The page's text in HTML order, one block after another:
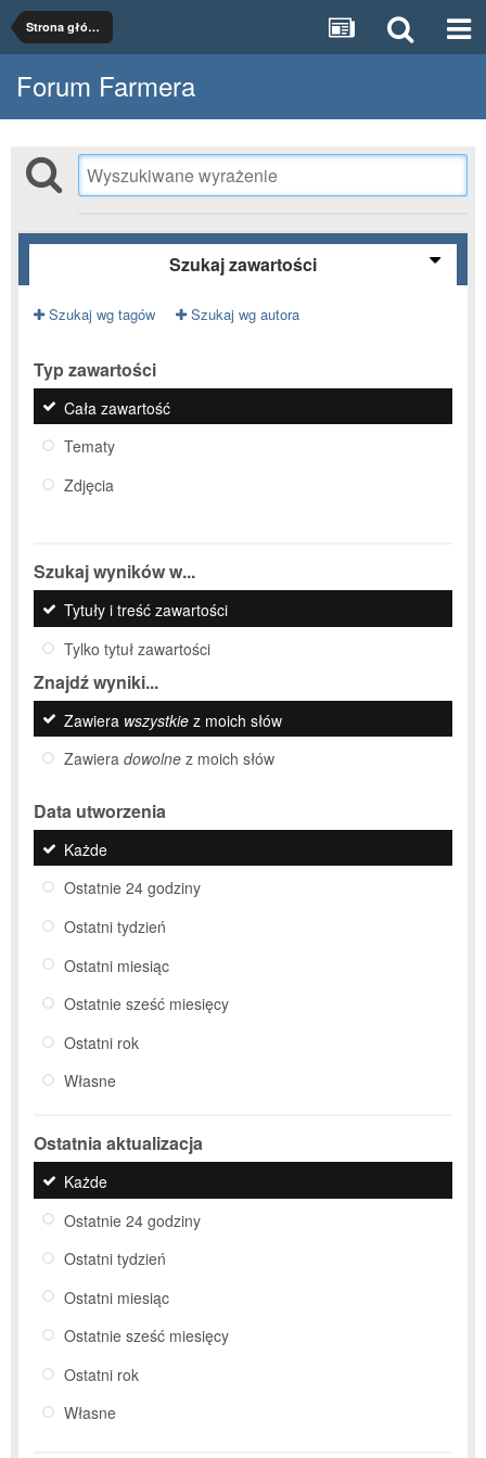
Strona główna
Forum Farmera
Szukaj zawartości
Szukaj wg tagów Szukaj wg autora
Typ zawartości
Cała zawartość
Tematy
Zdjęcia
Szukaj wyników w...
Tytuły i treść zawartości
Tylko tytuł zawartości
Znajdź wyniki...
Zawiera wszystkie z moich słów
Zawiera dowolne z moich słów
Data utworzenia
Każde
Ostatnie 24 godziny
Ostatni tydzień
Ostatni miesiąc
Ostatnie sześć miesięcy
Ostatni rok
Własne
Ostatnia aktualizacja
Każde
Ostatnie 24 godziny
Ostatni tydzień
Ostatni miesiąc
Ostatnie sześć miesięcy
Ostatni rok
Własne